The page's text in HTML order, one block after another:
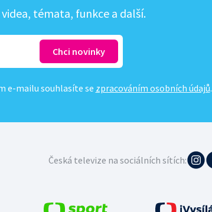
témata, funkce a další.
e-mailu souhlasíte se zpracováním osobních údajů.